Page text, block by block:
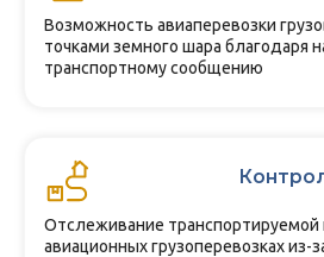
Возможность авиаперевозки
точками земного шара благодаря
транспортному сообщению
Отслеживание транспортируемой
авиационных грузоперевозках из-